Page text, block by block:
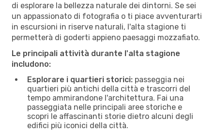
di esplorare la bellezza naturale dei dintorni. Se sei
un appassionato di fotografia o ti piace avventurarti
in escursioni in riserve naturali, l'alta stagione ti
permetterà di goderti appieno paesaggi mozzafiato.
Le principali attività durante l'alta stagione
includono:
Esplorare i quartieri storici: passeggia nei
quartieri più antichi della città e trascorri del
tempo ammirandone l'architettura. Fai una
passeggiata nelle principali aree storiche e
scopri le affascinanti storie dietro alcuni degli
edifici più iconici della città.